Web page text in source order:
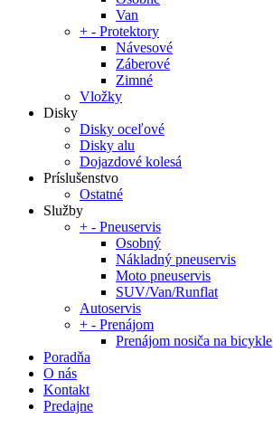
Van
+ - Protektory
Návesové
Záberové
Zimné
Vložky
Disky
Disky oceľové
Disky alu
Dojazdové kolesá
Príslušenstvo
Ostatné
Služby
+ - Pneuservis
Osobný
Nákladný pneuservis
Moto pneuservis
SUV/Van/Runflat
Autoservis
+ - Prenájom
Prenájom nosiča na bicykle
Poradňa
O nás
Kontakt
Predajne